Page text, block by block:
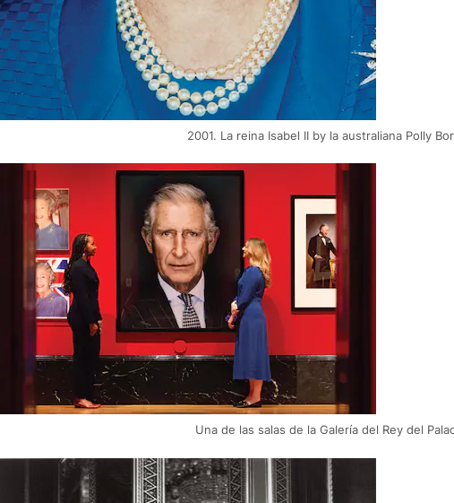
2001. La reina Isabel II by la australiana Polly
Una de las salas de la Galería del Rey del